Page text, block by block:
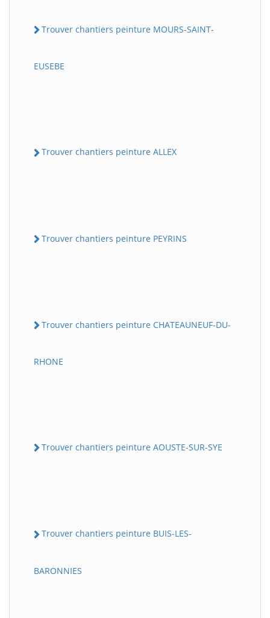
Trouver chantiers peinture MOURS-SAINT-
EUSEBE
Trouver chantiers peinture ALLEX
Trouver chantiers peinture PEYRINS
Trouver chantiers peinture CHATEAUNEUF-DU-
RHONE
Trouver chantiers peinture AOUSTE-SUR-SYE
Trouver chantiers peinture BUIS-LES-
BARONNIES